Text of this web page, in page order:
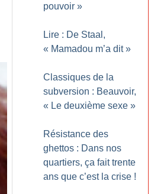
pouvoir »
Lire : De Staal,
« Mamadou m’a dit »
Classiques de la
subversion : Beauvoir,
« Le deuxième sexe »
Résistance des
ghettos : Dans nos
quartiers, ça fait trente
ans que c’est la crise !